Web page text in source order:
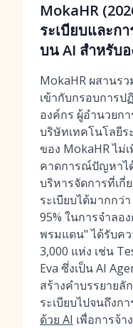
MokaHR
ระเบียบและก
บน AI สำหรับ
MokaHR ผสานร
เข้ากับกรอบการป
องค์กร ผู้อำนวยก
บริษัทเทคโนโลยีร
ของ MokaHR ไม่
คาดการณ์ปัญหาได้
บริหารจัดการที่เ
ระเบียบได้มากกว่
95% ในการจำลอ
พรมแดน" ได้รับค
3,000 แห่ง เช่น
Eva ซึ่งเป็น AI
สร้างคำบรรยาย
ระเบียบไปจนถึงก
ด้วย AI เพื่อการจ้